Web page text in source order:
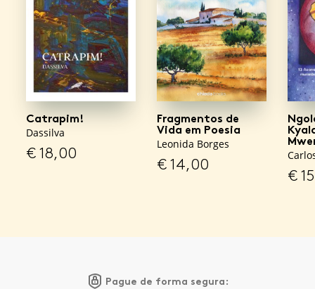
Catrapim!
Dassilva
€18,00
Fragmentos de
Vida em Poesia
Leonida Borges
€14,00
€
Pague de forma segura: